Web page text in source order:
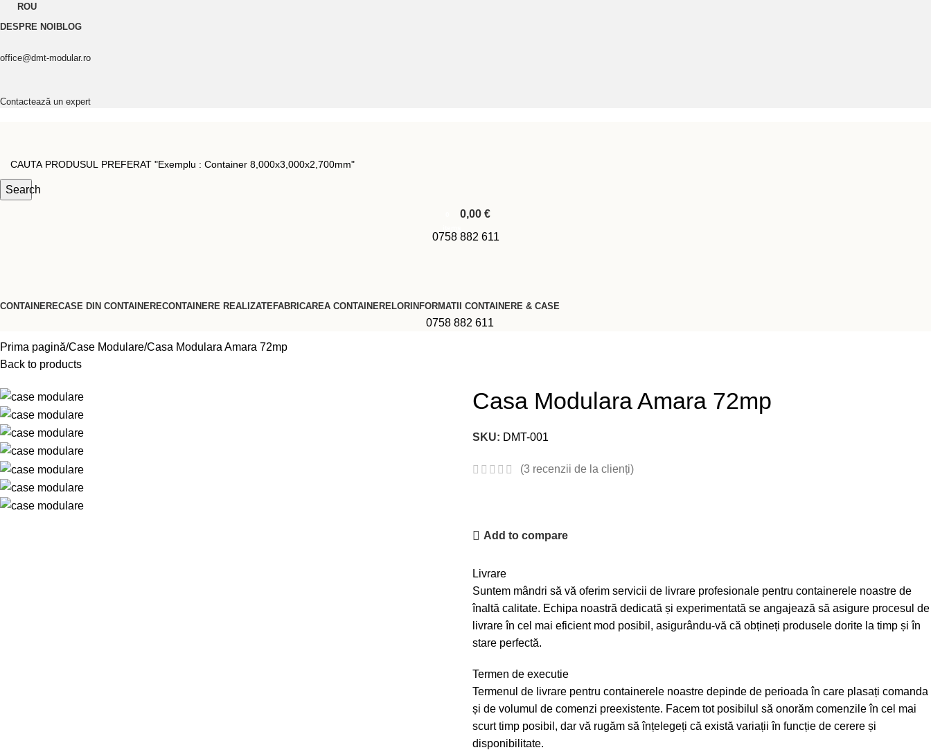
ROU
DESPRE NOI BLOG
office@dmt-modular.ro
Contactează un expert
Search
0,00 €
0758 882 611
CONTAINERECASE DIN CONTAINERECONTAINERE REALIZATEFABRICAREA CONTAINERELOR INFORMATII CONTAINERE & CASE
0758 882 611
Prima pagină Case Modulare Casa Modulara Amara 72mp
Back to products
Casa Modulara Amara 72mp
SKU: DMT-001
(3 recenzii de la clienți)
Add to compare
Livrare
Suntem mândri să vă oferim servicii de livrare profesionale pentru containerele noastre de
înaltă calitate. Echipa noastră dedicată și experimentată se angajează să asigure procesul de
livrare în cel mai eficient mod posibil, asigurându-vă că obțineți produsele dorite la timp și în
stare perfectă.
Termen de executie
Termenul de livrare pentru containerele noastre depinde de perioada în care plasați comanda
și de volumul de comenzi preexistente. Facem tot posibilul să onorăm comenzile în cel mai
scurt timp posibil, dar vă rugăm să înțelegeți că există variații în funcție de cerere și
disponibilitate.